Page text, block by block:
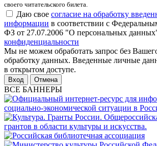
своего читательского билета.
Даю свое согласие на обработку
информации в соответствии с
ФЗ от 27.07.2006 "О персональных
конфиденциальности
Мы не можем обработать запрос без
обработку данных. Введенные личные
в открытом доступе.
Отмена
ВСЕ БАННЕРЫ